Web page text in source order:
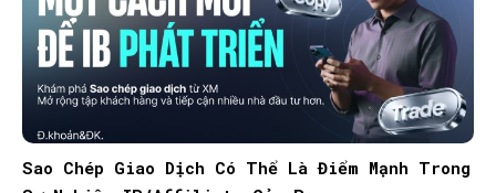
Sao Chép Giao Dịch Có Thể Là Điểm Mạnh Trong